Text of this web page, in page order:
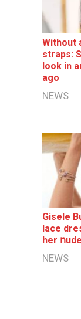
Without
strаps:
look in
ago
NEWS
Gisele
lace
her
NEWS